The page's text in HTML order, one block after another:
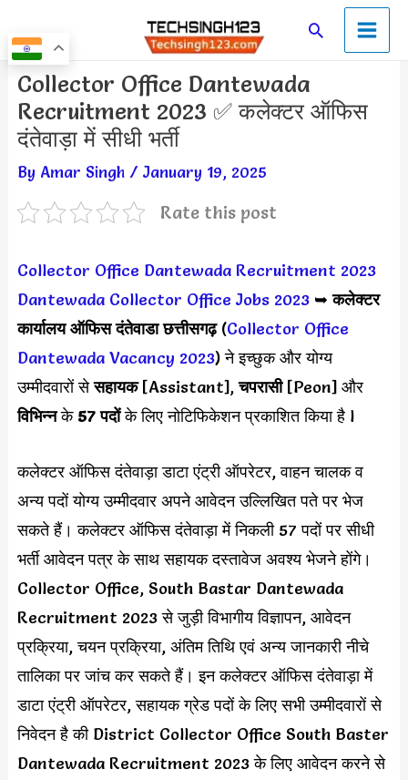
to
content
SearchMain
Menu
Collector Office Dantewada
Recruitment 2023 ✅ कलेक्टर ऑफिस
दंतेवाड़ा में सीधी भर्ती
By Amar Singh / January 19, 2025
Rate this post
Collector Office Dantewada Recruitment 2023
Dantewada Collector Office Jobs 2023➥कलेक्टर
कार्यालय ऑफिस दंतेवाडा छत्तीसगढ़(Collector Office
Dantewada Vacancy 2023) ने इच्छुक और योग्य
उम्मीदवारों सेसहायक[Assistant],चपरासी[Peon] और
विभिन्नके 57 पदोंके लिए नोटिफिकेशन प्रकाशित किया है l
कलेक्टर ऑफिस दंतेवाड़ा डाटा एंट्री ऑपरेटर, वाहन चालक व
अन्य पदों योग्य उम्मीदवार अपने आवेदन उल्लिखित पते पर भेज
सकते हैं। कलेक्टर ऑफिस दंतेवाड़ा में निकली 57 पदों पर सीधी
भर्ती आवेदन पत्र के साथ सहायक दस्तावेज अवश्य भेजने होंगे।
Collector Office, South Bastar Dantewada
Recruitment 2023 से जुड़ी विभागीय विज्ञापन, आवेदन
प्रक्रिया, चयन प्रक्रिया, अंतिम तिथि एवं अन्य जानकारी नीचे
तालिका पर जांच कर सकते हैं। इन कलेक्टर ऑफिस दंतेवाड़ा में
डाटा एंट्री ऑपरेटर, सहायक ग्रेड पदों के लिए सभी उम्मीदवारों से
निवेदन है की District Collector Office South Baster
Dantewada Recruitment 2023 के लिए आवेदन करने से
Post
navigation